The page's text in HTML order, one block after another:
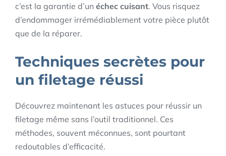
c’est la garantie d’un échec cuisant. Vous risquez
d’endommager irrémédiablement votre pièce plutôt
que de la réparer.
Techniques secrètes pour
un filetage réussi
Découvrez maintenant les astuces pour réussir un
filetage même sans l’outil traditionnel. Ces
méthodes, souvent méconnues, sont pourtant
redoutables d’efficacité.